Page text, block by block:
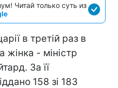
Читай только суть из
в третій раз в
жінка - міністр
За її
158 зі 183